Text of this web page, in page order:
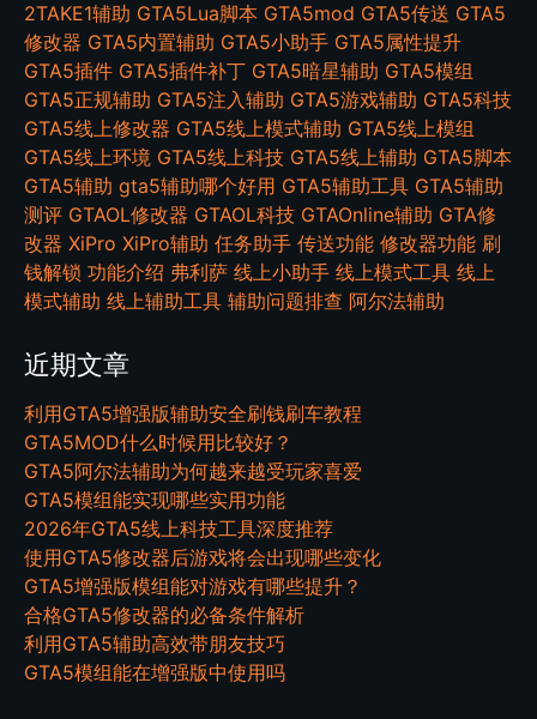
2TAKE1辅助 GTA5Lua脚本 GTA5mod GTA5传送 GTA5
修改器 GTA5内置辅助 GTA5小助手 GTA5属性提升
GTA5插件 GTA5插件补丁 GTA5暗星辅助 GTA5模组
GTA5正规辅助 GTA5注入辅助 GTA5游戏辅助 GTA5科技
GTA5线上修改器 GTA5线上模式辅助 GTA5线上模组
GTA5线上环境 GTA5线上科技 GTA5线上辅助 GTA5脚本
GTA5辅助 gta5辅助哪个好用 GTA5辅助工具 GTA5辅助
测评 GTAOL修改器 GTAOL科技 GTAOnline辅助 GTA修
改器 XiPro XiPro辅助 任务助手 传送功能 修改器功能 刷
钱解锁 功能介绍 弗利萨 线上小助手 线上模式工具 线上
模式辅助 线上辅助工具 辅助问题排查 阿尔法辅助
近期文章
利用GTA5增强版辅助安全刷钱刷车教程
GTA5MOD什么时候用比较好？
GTA5阿尔法辅助为何越来越受玩家喜爱
GTA5模组能实现哪些实用功能
2026年GTA5线上科技工具深度推荐
使用GTA5修改器后游戏将会出现哪些变化
GTA5增强版模组能对游戏有哪些提升？
合格GTA5修改器的必备条件解析
利用GTA5辅助高效带朋友技巧
GTA5模组能在增强版中使用吗